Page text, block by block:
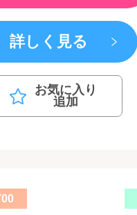
詳しく見る
お気に入り
追加